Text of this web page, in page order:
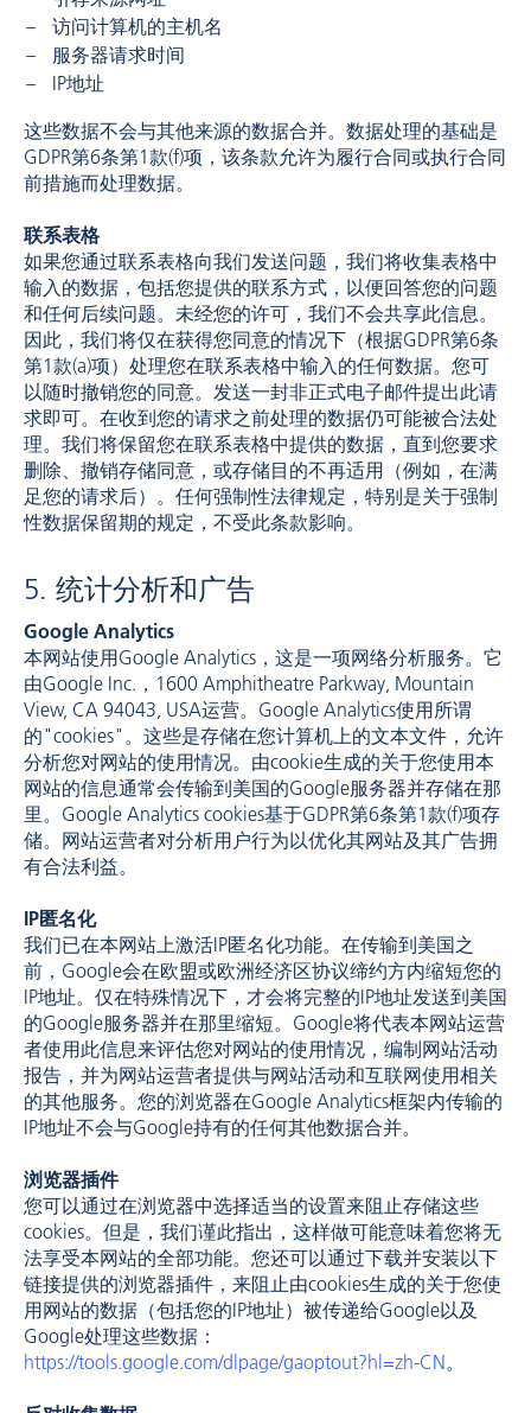
访问计算机的主机名
服务器请求时间
IP地址
这些数据不会与其他来源的数据合并。数据处理的基础是
GDPR第6条第1款(f)项，该条款允许为履行合同或执行合同
前措施而处理数据。
联系表格
如果您通过联系表格向我们发送问题，我们将收集表格中
输入的数据，包括您提供的联系方式，以便回答您的问题
和任何后续问题。未经您的许可，我们不会共享此信息。
因此，我们将仅在获得您同意的情况下（根据GDPR第6条
第1款(a)项）处理您在联系表格中输入的任何数据。您可
以随时撤销您的同意。发送一封非正式电子邮件提出此请
求即可。在收到您的请求之前处理的数据仍可能被合法处
理。我们将保留您在联系表格中提供的数据，直到您要求
删除、撤销存储同意，或存储目的不再适用（例如，在满
足您的请求后）。任何强制性法律规定，特别是关于强制
性数据保留期的规定，不受此条款影响。
5. 统计分析和广告
Google Analytics
本网站使用Google Analytics，这是一项网络分析服务。它
由Google Inc.，1600 Amphitheatre Parkway, Mountain
View, CA 94043, USA运营。Google Analytics使用所谓
的"cookies"。这些是存储在您计算机上的文本文件，允许
分析您对网站的使用情况。由cookie生成的关于您使用本
网站的信息通常会传输到美国的Google服务器并存储在那
里。Google Analytics cookies基于GDPR第6条第1款(f)项存
储。网站运营者对分析用户行为以优化其网站及其广告拥
有合法利益。
IP匿名化
我们已在本网站上激活IP匿名化功能。在传输到美国之
前，Google会在欧盟或欧洲经济区协议缔约方内缩短您的
IP地址。仅在特殊情况下，才会将完整的IP地址发送到美国
的Google服务器并在那里缩短。Google将代表本网站运营
者使用此信息来评估您对网站的使用情况，编制网站活动
报告，并为网站运营者提供与网站活动和互联网使用相关
的其他服务。您的浏览器在Google Analytics框架内传输的
IP地址不会与Google持有的任何其他数据合并。
浏览器插件
您可以通过在浏览器中选择适当的设置来阻止存储这些
cookies。但是，我们谨此指出，这样做可能意味着您将无
法享受本网站的全部功能。您还可以通过下载并安装以下
链接提供的浏览器插件，来阻止由cookies生成的关于您使
用网站的数据（包括您的IP地址）被传递给Google以及
Google处理这些数据：
https://tools.google.com/dlpage/gaoptout?hl=zh-CN。